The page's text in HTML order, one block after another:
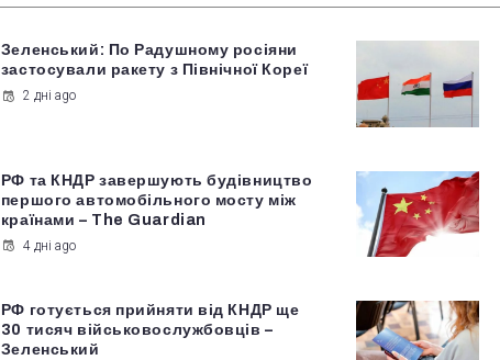
Зеленський: По Радушному росіяни
застосували ракету з Північної Кореї
2 дні ago
РФ та КНДР завершують будівництво
першого автомобільного мосту між
країнами – The Guardian
4 дні ago
РФ готується прийняти від КНДР ще
30 тисяч військовослужбовців –
Зеленський